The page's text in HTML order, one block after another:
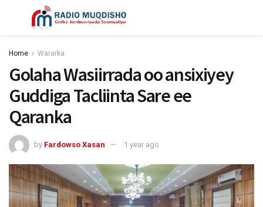
Home Wararka
Golaha Wasiirrada oo ansixiyey
Guddiga Tacliinta Sare ee
Qaranka
by Fardowso Xasan 1 year ago